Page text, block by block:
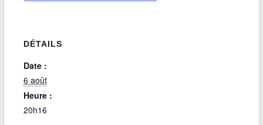
DÉTAILS
Date :
6 août
Heure :
20h16